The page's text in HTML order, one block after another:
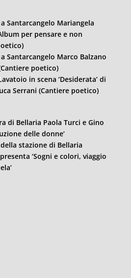
Santarcangelo Mariangela
per pensare e non
Santarcangelo Marco Balzano
poetico)
in scena ‘Desiderata’ di
Serrani (Cantiere poetico)
di Bellaria Paola Turci e Gino
delle donne’
stazione di Bellaria
‘Sogni e colori, viaggio